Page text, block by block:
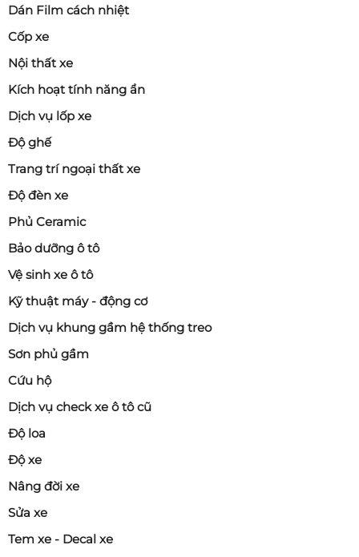
Dán Film cách nhiệt
Cốp xe
Nội thất xe
Kích hoạt tính năng ẩn
Dịch vụ lốp xe
Độ ghế
Trang trí ngoại thất xe
Độ đèn xe
Phủ Ceramic
Bảo dưỡng ô tô
Vệ sinh xe ô tô
Kỹ thuật máy - động cơ
Dịch vụ khung gầm hệ thống treo
Sơn phủ gầm
Cứu hộ
Dịch vụ check xe ô tô cũ
Độ loa
Độ xe
Nâng đời xe
Sửa xe
Tem xe - Decal xe